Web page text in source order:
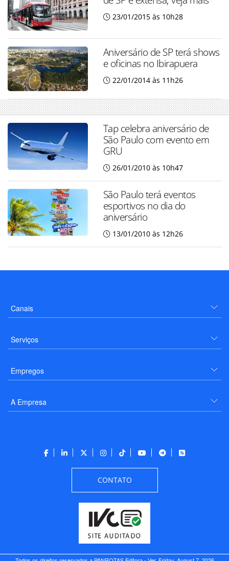
23/01/2015 às 10h28
Aniversário de SP terá shows
e oficinas no Ibirapuera
22/01/2014 às 11h26
Tap celebra aniversário de
São Paulo com evento em
GRU
26/01/2010 às 10h47
São Paulo terá eventos
esportivos no dia do
aniversário
13/01/2010 às 12h26
Canais
Serviços
Empregos
A Empresa
CONTATO